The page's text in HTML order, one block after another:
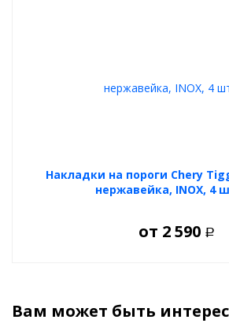
Накладки на пороги Chery
нержавейка, INOX, 4
от 2 590 Р
Вам может быть